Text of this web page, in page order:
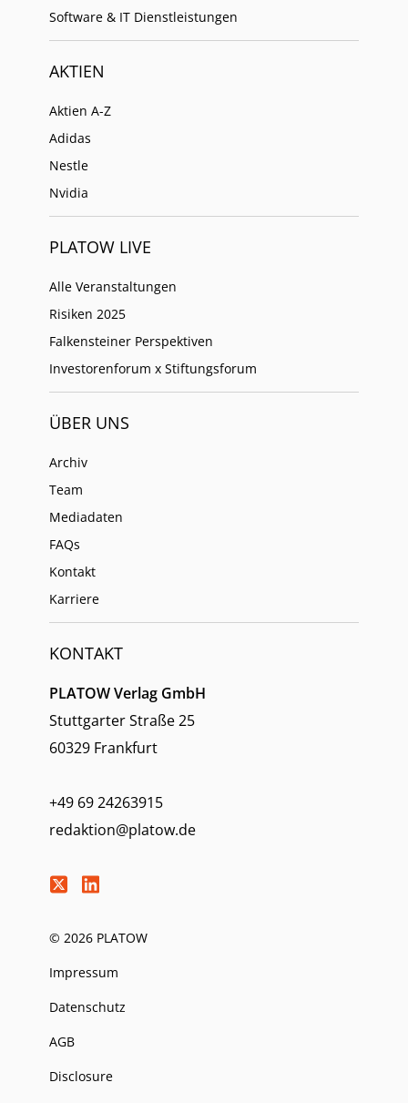
Software & IT Dienstleistungen
AKTIEN
Aktien A-Z
Adidas
Nestle
Nvidia
PLATOW LIVE
Alle Veranstaltungen
Risiken 2025
Falkensteiner Perspektiven
Investorenforum x Stiftungsforum
ÜBER UNS
Archiv
Team
Mediadaten
FAQs
Kontakt
Karriere
KONTAKT
PLATOW Verlag GmbH
Stuttgarter Straße 25
60329 Frankfurt
+49 69 24263915
redaktion@platow.de
© 2026 PLATOW
Impressum
Datenschutz
AGB
Disclosure